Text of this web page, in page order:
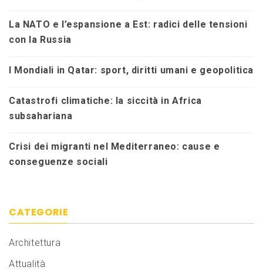
La NATO e l’espansione a Est: radici delle tensioni
con la Russia
I Mondiali in Qatar: sport, diritti umani e geopolitica
Catastrofi climatiche: la siccità in Africa
subsahariana
Crisi dei migranti nel Mediterraneo: cause e
conseguenze sociali
CATEGORIE
Architettura
Attualità